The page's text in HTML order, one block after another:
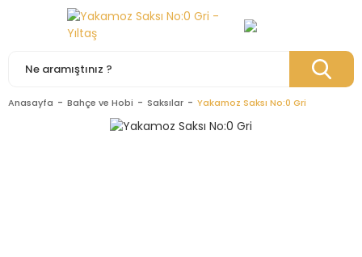
Anasayfa Bahçe ve Hobi Saksılar Yakamoz Saksı No:0 Gri